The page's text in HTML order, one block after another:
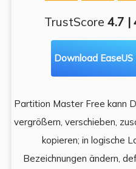
TrustScore 4.7 |
Download
Partition Master Free kann
vergrößern, verschieben,
kopieren; in logische
Bezeichnungen ändern,